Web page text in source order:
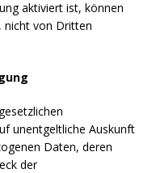
aktiviert ist, können
nicht von Dritten
unentgeltliche Auskunft
Daten, deren
der